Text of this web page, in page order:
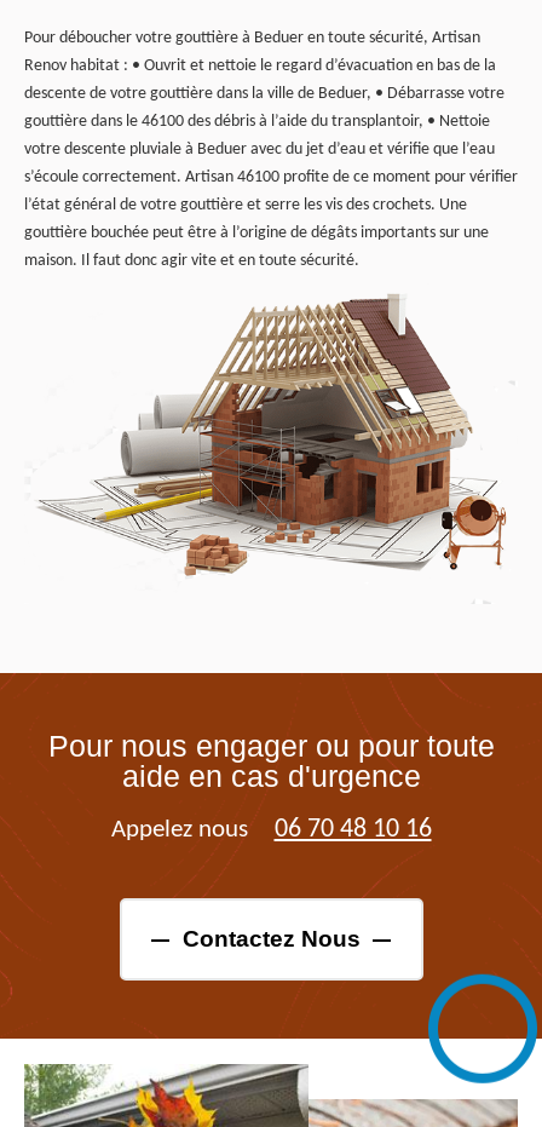
Pour déboucher votre gouttière à Beduer en toute sécurité, Artisan
Renov habitat : • Ouvrit et nettoie le regard d’évacuation en bas de la
descente de votre gouttière dans la ville de Beduer, • Débarrasse votre
gouttière dans le 46100 des débris à l’aide du transplantoir, • Nettoie
votre descente pluviale à Beduer avec du jet d’eau et vérifie que l’eau
s’écoule correctement. Artisan 46100 profite de ce moment pour vérifier
l’état général de votre gouttière et serre les vis des crochets. Une
gouttière bouchée peut être à l’origine de dégâts importants sur une
maison. Il faut donc agir vite et en toute sécurité.
Pour nous engager ou pour toute
aide en cas d'urgence
Appelez nous 06 70 48 10 16
Contactez Nous